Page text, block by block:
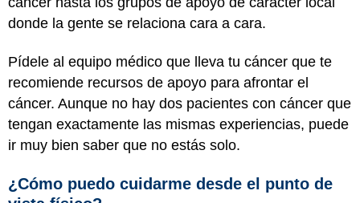
donde la gente se relaciona cara a cara.
Pídele al equipo médico que lleva tu cáncer que te
recomiende recursos de apoyo para afrontar el
cáncer. Aunque no hay dos pacientes con cáncer que
tengan exactamente las mismas experiencias, puede
ir muy bien saber que no estás solo.
¿Cómo puedo cuidarme desde el punto de